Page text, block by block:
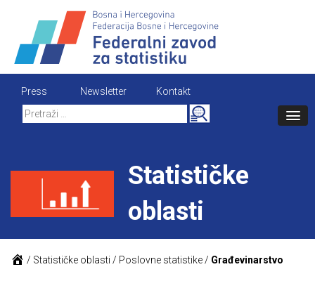
content
Press Newsletter
Kontakt
Search
for:
Statističke
oblasti
/ Statističke oblasti / Poslovne statistike/ Građevinarstvo